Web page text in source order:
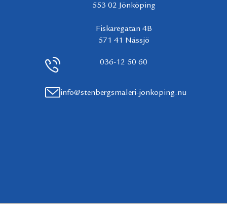
553 02 Jönköping
Fiskaregatan 4B
571 41 Nässjö
036-12 50 60
info@stenbergsmaleri-jonkoping.nu